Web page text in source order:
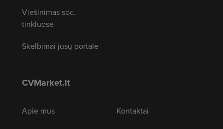
Viešinimas soc.
tinkluose
Skelbimai jūsų portale
CVMarket.lt
Apie mus
Kontaktai